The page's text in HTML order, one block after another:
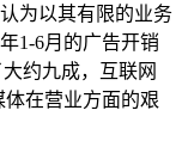
为以其有限的业务
1-6月的广告开销
约九成，互联网
在营业方面的艰